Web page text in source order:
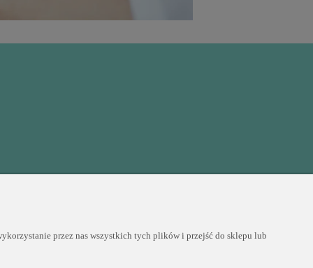
przez nas wszystkich tych plików i przejść do sklepu lub